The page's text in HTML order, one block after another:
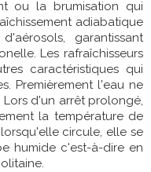
ou la brumisation qui
adiabatique
garantissant
Les rafraîchisseurs
caractéristiques qui
Premièrement l'eau ne
d'un arrêt prolongé,
la température de
circule, elle se
humide c'est-à-dire en